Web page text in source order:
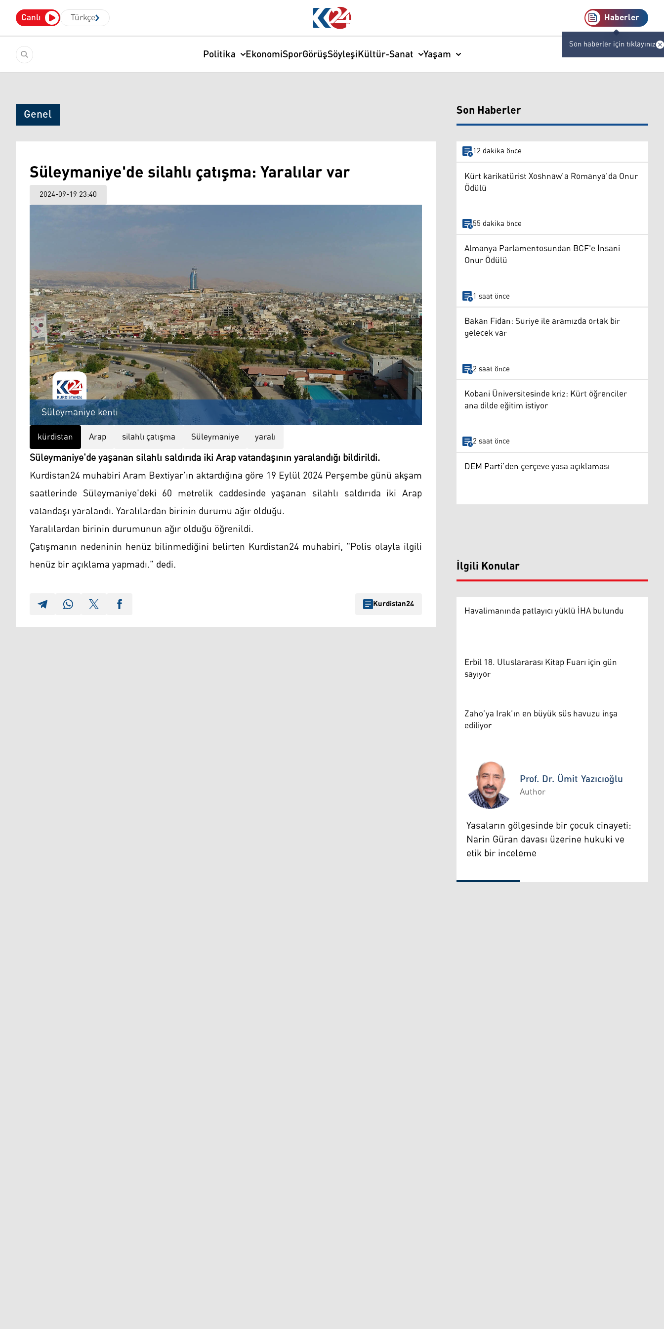
Canlı Türkçe Haberler
Son haberler için tıklayınız
Politika EkonomiSporGörüşSöyleşiKültür-Sanat Yaşam
Genel
Süleymaniye'de silahlı çatışma: Yaralılar var
2024-09-19 23:40
Süleymaniye kenti
kürdistan Arap silahlı çatışma Süleymaniye yaralı
Süleymaniye'de yaşanan silahlı saldırıda iki Arap vatandaşının yaralandığı bildirildi.
Kurdistan24 muhabiri Aram Bextiyar'ın aktardığına göre 19 Eylül 2024 Perşembe günü akşam
saatlerinde Süleymaniye'deki 60 metrelik caddesinde yaşanan silahlı saldırıda iki Arap
vatandaşı yaralandı. Yaralılardan birinin durumu ağır olduğu.
Yaralılardan birinin durumunun ağır olduğu öğrenildi.
Çatışmanın nedeninin henüz bilinmediğini belirten Kurdistan24 muhabiri, "Polis olayla ilgili
henüz bir açıklama yapmadı." dedi.
Kurdistan24
Son Haberler
12 dakika önce
Kürt karikatürist Xoshnaw’a Romanya’da Onur
Ödülü
55 dakika önce
Almanya Parlamentosundan BCF'e İnsani
Onur Ödülü
1 saat önce
Bakan Fidan: Suriye ile aramızda ortak bir
gelecek var
2 saat önce
Kobani Üniversitesinde kriz: Kürt öğrenciler
ana dilde eğitim istiyor
2 saat önce
DEM Parti’den çerçeve yasa açıklaması
İlgili Konular
Havalimanında patlayıcı yüklü İHA bulundu
Erbil 18. Uluslararası Kitap Fuarı için gün
sayıyor
Zaho’ya Irak’ın en büyük süs havuzu inşa
ediliyor
Prof. Dr. Ümit Yazıcıoğlu
Prof. Dr. Ümit Yazıcıoğlu
Author
Yasaların gölgesinde bir çocuk cinayeti:
Narin Güran davası üzerine hukuki ve
etik bir inceleme